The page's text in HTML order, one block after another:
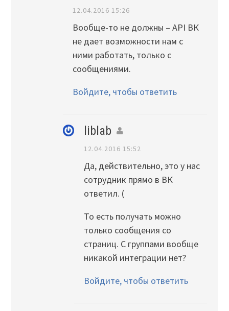
12.04.2016 15:26
Вообще-то не должны – API ВК
не дает возможности нам с
ними работать, только с
сообщениями.
Войдите, чтобы ответить
liblab
12.04.2016 15:52
Да, действительно, это у нас
сотрудник прямо в ВК
ответил. (
То есть получать можно
только сообщения со
страниц. С группами вообще
никакой интеграции нет?
Войдите, чтобы ответить